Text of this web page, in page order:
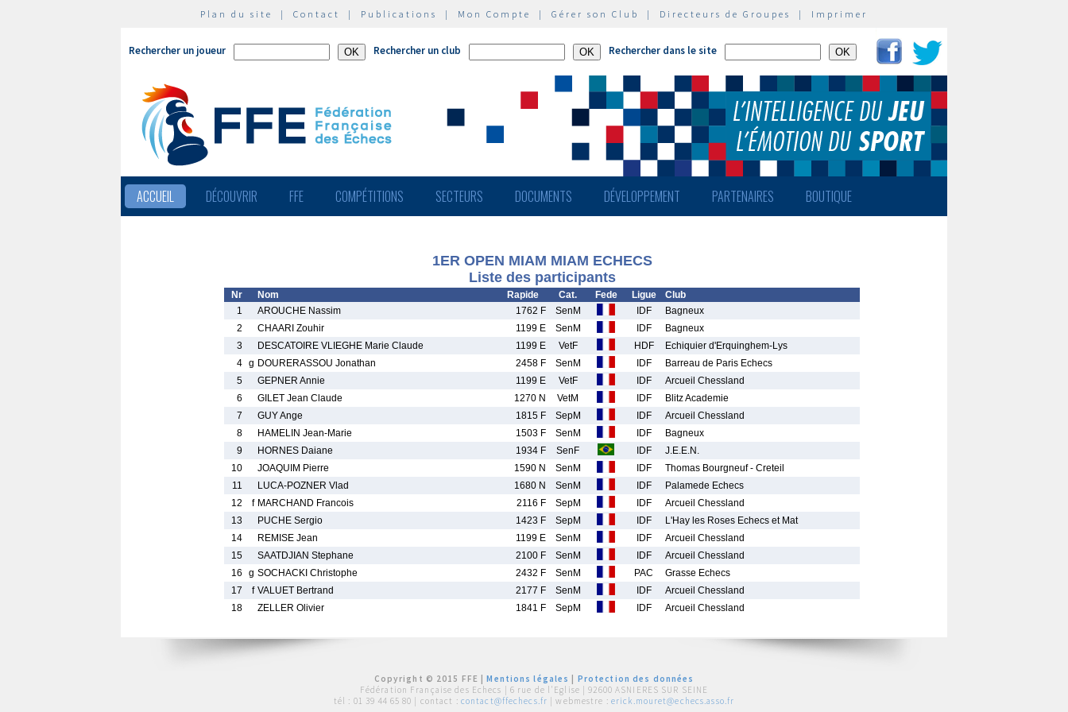
Plan du site | Contact | Publications | Mon Compte | Gérer son Club | Directeurs de Groupes | Imprimer
Rechercher un joueur Rechercher un club Rechercher dans le site
ACCUEIL DÉCOUVRIR FFE COMPÉTITIONS SECTEURS DOCUMENTS DÉVELOPPEMENT PARTENAIRES BOUTIQUE
1ER OPEN MIAM MIAM ECHECS
Liste des participants
Nr Nom Rapide Cat. Fede Ligue
Club
1
AROUCHE Nassim 1762 F SenM IDF
Bagneux
2
CHAARI Zouhir 1199 E SenM IDF
Bagneux
3
DESCATOIRE VLIEGHE Marie Claude 1199 E VetF HDF
Echiquier d'Erquinghem-Lys
4 g DOURERASSOU Jonathan 2458 F SenM IDF
Barreau de Paris Echecs
5
GEPNER Annie 1199 E VetF IDF
Arcueil Chessland
6
GILET Jean Claude 1270 N VetM IDF
Blitz Academie
7
GUY Ange 1815 F SepM IDF
Arcueil Chessland
8
HAMELIN Jean-Marie 1503 F SenM IDF
Bagneux
9
HORNES Daiane 1934 F SenF IDF
J.E.E.N.
10
JOAQUIM Pierre 1590 N SenM IDF
Thomas Bourgneuf - Creteil
11
LUCA-POZNER Vlad 1680 N SenM IDF
Palamede Echecs
12
f MARCHAND Francois 2116 F SepM IDF
Arcueil Chessland
13
PUCHE Sergio 1423 F SepM IDF
L'Hay les Roses Echecs et Mat
14
REMISE Jean 1199 E SenM IDF
Arcueil Chessland
15
SAATDJIAN Stephane 2100 F SenM IDF
Arcueil Chessland
16
g SOCHACKI Christophe 2432 F SenM PAC
Grasse Echecs
17
f VALUET Bertrand 2177 F SenM IDF
Arcueil Chessland
18
ZELLER Olivier 1841 F SepM IDF Arcueil Chessland
Copyright © 2015 FFE |Mentions légales
Protection des données
Fédération Française des Echecs | 6 rue de l'Eglise | 92600 ASNIERES SUR SEINE
tél : 01 39 44 65 80 | contact : contact@ffechecs.fr | webmestre : erick.mouret@echecs.asso.fr